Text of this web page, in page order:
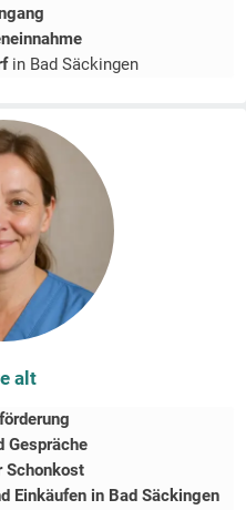
in Bad Säckingen
alt
Gespräche
Schonkost
Einkäufen in Bad Säckingen